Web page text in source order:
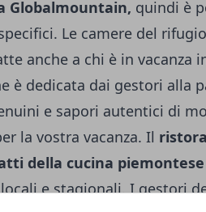
Globalmountain, quindi è
Le camere del
anche a chi è in vacanza
è dedicata dai gestori alla
e sapori autentici di
la vostra vacanza. Il
della cucina
e stagionali. I gestori